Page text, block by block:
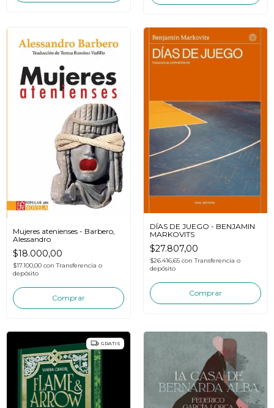
Mujeres atenienses - Barbero,
Alessandro
$18.000,00
$17.100,00 con Transferencia o
depósito
DÍAS DE JUEGO - BENJAMIN
MARKOVITS
$27.807,00
$26.416,65 con Transferencia o
depósito
GRATIS